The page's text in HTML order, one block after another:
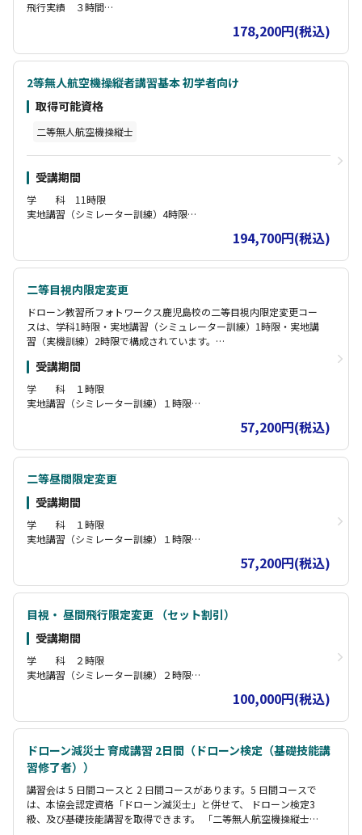
飛行実績 ３時間
実地講習（実機訓練）２時限
178,200円(税込)
2等無人航空機操縦者講習基本 初学者向け
取得可能資格
二等無人航空機操縦士
受講期間
学 科 11時限
実地講習（シミレーター訓練）4時限
194,700円(税込)
二等目視内限定変更
ドローン教習所フォトワークス鹿児島校の二等目視内限定変更コー
スは、学科1時限・実地講習（シミュレーター訓練）1時限・実地講
習（実機訓練）2時限で構成されています。
ラムで、操縦者が直接目視できない範囲でもドローンを操縦できる
ようになります。シミュレーター訓練で安全な環境での技能向上を
図り、実機訓練では実際の目視外飛行技術を習得します。
効率的なカリキュラム設計により、短時間で確実に限定解除に必要
な技能を身につけることができ、より広範囲での業務活用や高度な
受講期間
学 科 １時限
実地講習（シミレーター訓練）１時限
57,200円(税込)
二等昼間限定変更
受講期間
学 科 １時限
実地講習（シミレーター訓練）１時限
57,200円(税込)
目視・ 昼間飛行限定変更 （セット割引）
受講期間
学 科 ２時限
実地講習（シミレーター訓練）２時限
100,000円(税込)
ドローン減災士 育成講習 2日間（ドローン検定（基礎技能講
習修了者））
講習会は 5 日間コースと 2 日間コースがあります。5 日間コースで
は、本協会認定資格「ドローン減災士」と併せて、 ドローン検定3
級、及び基礎技能講習を取得できます。 「二等無人航空機操縦士」